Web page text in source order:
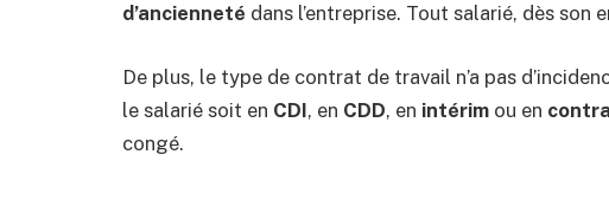
d’ancienneté dans l’entreprise. Tout salarié, dès son
De plus, le type de contrat de travail n’a pas
le salarié soit en CDI, en CDD, en intérim ou en
congé.